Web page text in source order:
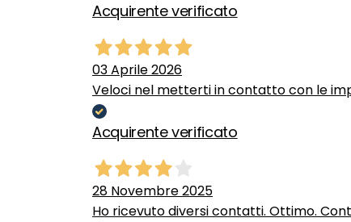
Acquirente verificato
03 Aprile 2026
Veloci nel metterti in contatto con le
Acquirente verificato
28 Novembre 2025
Ho ricevuto diversi contatti. Ottimo.